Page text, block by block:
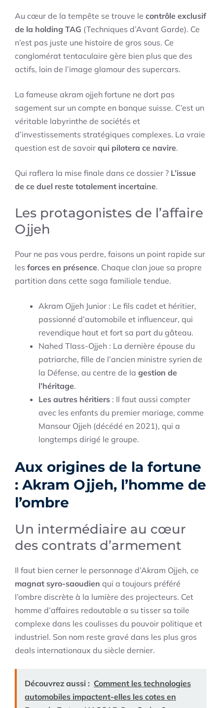
Au cœur de la tempête se trouve le contrôle exclusif
de la holding TAG (Techniques d’Avant Garde). Ce
n’est pas juste une histoire de gros sous. Ce
conglomérat tentaculaire gère bien plus que des
actifs, loin de l’image glamour des supercars.
La fameuse akram ojjeh fortune ne dort pas
sagement sur un compte en banque suisse. C’est un
véritable labyrinthe de sociétés et
d’investissements stratégiques complexes. La vraie
question est de savoir qui pilotera ce navire.
Qui raflera la mise finale dans ce dossier ? L’issue
de ce duel reste totalement incertaine.
Les protagonistes de l’affaire
Ojjeh
Pour ne pas vous perdre, faisons un point rapide sur
les forces en présence. Chaque clan joue sa propre
partition dans cette saga familiale tendue.
Akram Ojjeh Junior : Le fils cadet et héritier,
passionné d’automobile et influenceur, qui
revendique haut et fort sa part du gâteau.
Nahed Tlass-Ojjeh : La dernière épouse du
patriarche, fille de l’ancien ministre syrien de
la Défense, au centre de la gestion de
l’héritage.
Les autres héritiers : Il faut aussi compter
avec les enfants du premier mariage, comme
Mansour Ojjeh (décédé en 2021), qui a
longtemps dirigé le groupe.
Aux origines de la fortune
: Akram Ojjeh, l’homme de
l’ombre
Un intermédiaire au cœur
des contrats d’armement
Il faut bien cerner le personnage d’Akram Ojjeh, ce
magnat syro-saoudien qui a toujours préféré
l’ombre discrète à la lumière des projecteurs. Cet
homme d’affaires redoutable a su tisser sa toile
complexe dans les coulisses du pouvoir politique et
industriel. Son nom reste gravé dans les plus gros
deals internationaux du siècle dernier.
Découvrez aussi : Comment les technologies
automobiles impactent-elles les cotes en